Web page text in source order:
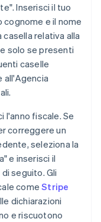
Inserisci il tuo
e il nome
relativa alla
solo se presenti
caselle
all'Agencia
l'anno fiscale. Se
correggere un
seleziona la
e inserisci il
seguito. Gli
comeStripe
dichiarazioni
e riscuotono